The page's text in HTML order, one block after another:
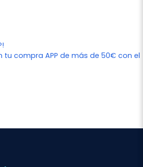
tu compra APP de más de 50€ con el